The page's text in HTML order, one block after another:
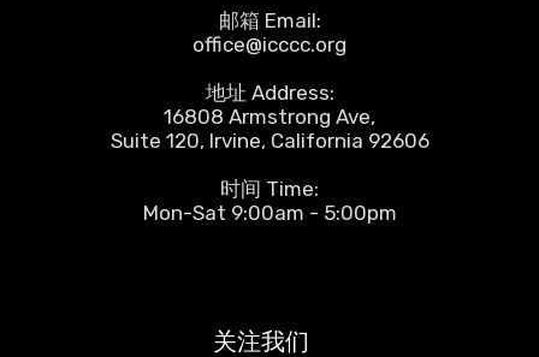
邮箱 Email:
office@icccc.org
地址 Address:
16808 Armstrong Ave,
Suite 120, Irvine, California 92606
时间 Time:
Mon-Sat 9:00am - 5:00pm
关注我们